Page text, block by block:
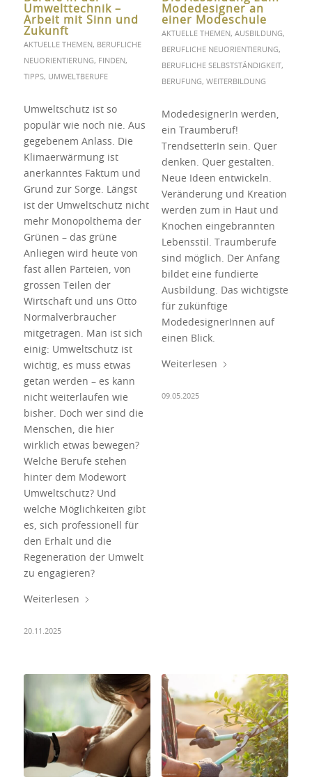
Umwelttechnik –
Arbeit mit Sinn und
Zukunft
AKTUELLE THEMEN, BERUFLICHE
NEUORIENTIERUNG, FINDEN,
TIPPS, UMWELTBERUFE
Umweltschutz ist so
populär wie noch nie. Aus
gegebenem Anlass. Die
Klimaerwärmung ist
anerkanntes Faktum und
Grund zur Sorge. Längst
ist der Umweltschutz nicht
mehr Monopolthema der
Grünen – das grüne
Anliegen wird heute von
fast allen Parteien, von
grossen Teilen der
Wirtschaft und uns Otto
Normalverbraucher
mitgetragen. Man ist sich
einig: Umweltschutz ist
wichtig, es muss etwas
getan werden – es kann
nicht weiterlaufen wie
bisher. Doch wer sind die
Menschen, die hier
wirklich etwas bewegen?
Welche Berufe stehen
hinter dem Modewort
Umweltschutz? Und
welche Möglichkeiten gibt
es, sich professionell für
den Erhalt und die
Regeneration der Umwelt
zu engagieren?
Weiterlesen
20.11.2025
Modedesigner an
einer Modeschule
AKTUELLE THEMEN, AUSBILDUNG,
BERUFLICHE NEUORIENTIERUNG,
BERUFLICHE SELBSTSTÄNDIGKEIT,
BERUFUNG, WEITERBILDUNG
ModedesignerIn werden,
ein Traumberuf!
TrendsetterIn sein. Quer
denken. Quer gestalten.
Neue Ideen entwickeln.
Veränderung und Kreation
werden zum in Haut und
Knochen eingebrannten
Lebensstil. Traumberufe
sind möglich. Der Anfang
bildet eine fundierte
Ausbildung. Das wichtigste
für zukünftige
ModedesignerInnen auf
einen Blick.
Weiterlesen
09.05.2025